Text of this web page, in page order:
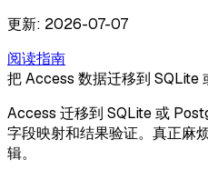
更新: 2026-07-07
阅读指南
把 Access 数据迁移到 SQLite
Access 迁移到 SQLite 或
字段映射和结果验证。真正麻
辑。